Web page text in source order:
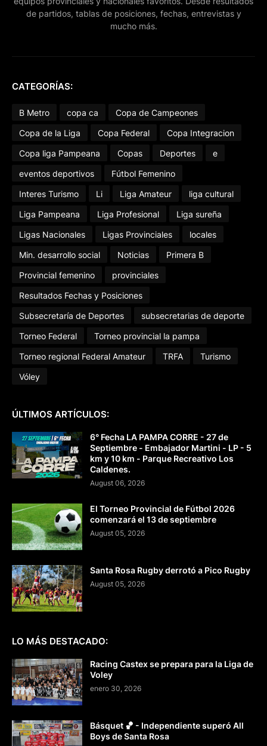
de partidos, tablas de posiciones, fechas, entrevistas y
mucho más.
CATEGORÍAS:
B Metro copa ca
Copa de Campeones
Copa de la Liga
Copa Federal
Copa Integracion
Copa liga Pampeana
Copas Deportes
e
eventos deportivos
Fútbol Femenino
Interes Turismo
Li Liga Amateur
liga cultural
Liga Pampeana
Liga Profesional
Liga sureña
Ligas Nacionales
Ligas Provinciales
locales
Min. desarrollo social
Noticias
Primera B
Provincial femenino
provinciales
Resultados Fechas y Posiciones
Subsecretaría de Deportes
subsecretarias de deporte
Torneo Federal
Torneo provincial la pampa
Torneo regional Federal Amateur
TRFA
Turismo
Vóley
ÚLTIMOS ARTÍCULOS:
6° Fecha LA PAMPA CORRE - 27 de
Septiembre - Embajador Martini - LP - 5
km y 10 km - Parque Recreativo Los
Caldenes.
August 06, 2026
El Torneo Provincial de Fútbol 2026
comenzará el 13 de septiembre
August 05, 2026
Santa Rosa Rugby derrotó a Pico Rugby
August 05, 2026
LO MÁS DESTACADO:
Racing Castex se prepara para la Liga de
Voley
enero 30, 2026
Básquet 🏀 - Independiente superó All
Boys de Santa Rosa